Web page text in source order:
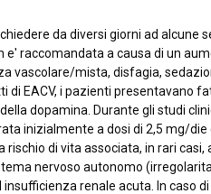
da diversi giorni ad
raccomandata a causa di un
vascolare/mista, disfagia,
EACV, i pazienti presentavano
dopamina. Durante gli studi
inizialmente a dosi di 2,5 mg/
di vita associata, in rari
nervoso autonomo
renale acuta. In caso